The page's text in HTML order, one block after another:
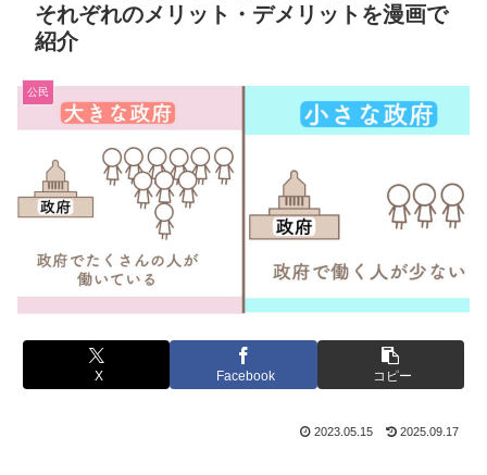
それぞれのメリット・デメリットを漫画で
紹介
公民
X Facebook コピー
2023.05.15 2025.09.17